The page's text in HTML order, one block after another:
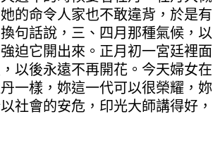
的命令人家也不敢違背，於是有
句話說，三、四月那種氣候，以
迫它開出來。正月初一宮廷裡面
以後永遠不再開花。今天婦女在
一樣，妳這一代可以很榮耀，妳
社會的安危，印光大師講得好，